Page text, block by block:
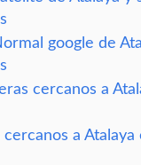
google de
cercanos a
cercanos a Atalaya